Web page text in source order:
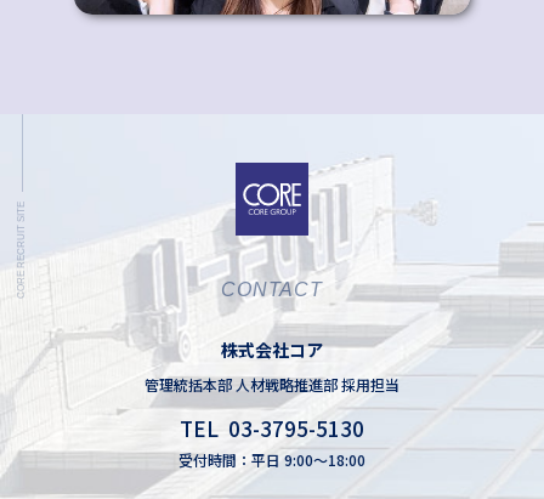
CONTACT
株式会社コア
管理統括本部 人材戦略推進部 採用担当
TEL 03-3795-5130
受付時間：平日 9:00～18:00